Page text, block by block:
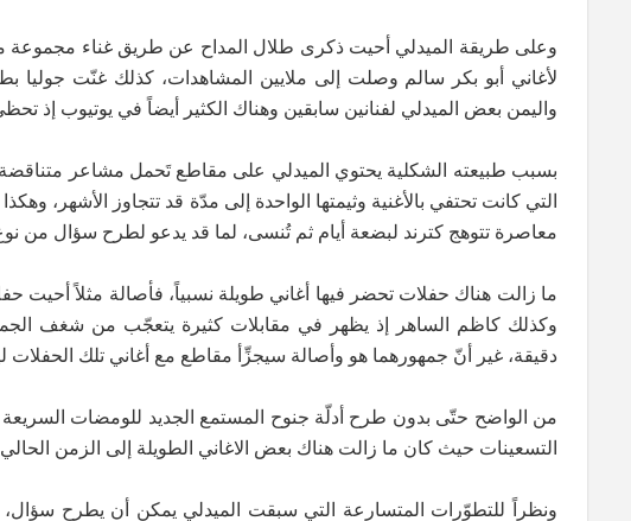
وعلى طريقة الميدلي أحيت ذكرى طلال المداح عن طريق غناء مجموعة
لأغاني أبو بكر سالم وصلت إلى ملايين المشاهدات، كذلك غنّت
واليمن بعض الميدلي لفنانين سابقين وهناك الكثير أيضاً في يوتيوب إذ
بسبب طبيعته الشكلية يحتوي الميدلي على مقاطع تَحمل مشاعر متناقضة
التي كانت تحتفي بالأغنية وثيمتها الواحدة إلى مدّة قد تتجاوز الأشهر،
معاصرة تتوهج كترند لبضعة أيام ثم تُنسى، لما قد يدعو لطرح سؤال من
ما زالت هناك حفلات تحضر فيها أغاني طويلة نسبياً، فأصالة مثلاً أحيت
وكذلك كاظم الساهر إذ يظهر في مقابلات كثيرة يتعجّب من شغف
دقيقة، غير أنّ جمهورهما هو وأصالة سيجزِّأ مقاطع مع أغاني تلك الحفلات
من الواضح حتّى بدون طرح أدلّة جنوح المستمع الجديد للومضات السريعة
التسعينات حيث كان ما زالت هناك بعض الاغاني الطويلة إلى الزمن
ونظراً للتطوّرات المتسارعة التي سبقت الميدلي يمكن أن يطرح سؤال،